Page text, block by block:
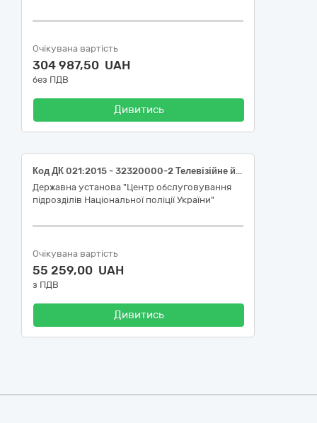
Очікувана вартість
304 987,50 UAH
без ПДВ
Дивитись
Код ДК 021:2015 - 32320000-2 Телевізійне й аудіовізуальне обладнання (відеопанель).
Державна установа "Центр обслуговування
підрозділів Національної поліції України"
Очікувана вартість
55 259,00 UAH
з ПДВ
Дивитись